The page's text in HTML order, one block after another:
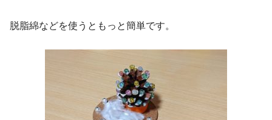
脱脂綿などを使うともっと簡単です。